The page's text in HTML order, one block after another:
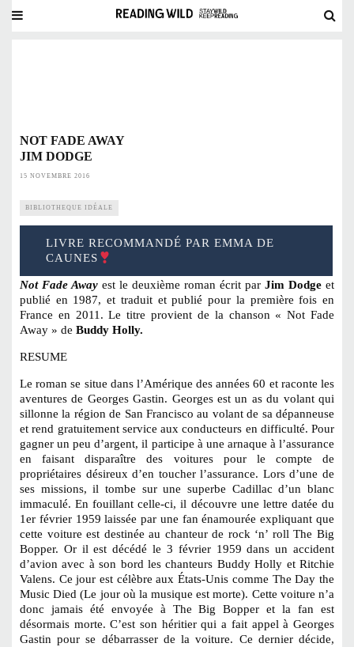
NOT FADE AWAY
JIM DODGE
15 NOVEMBRE 2016
BIBLIOTHEQUE IDÉALE
LIVRE RECOMMANDÉ PAR EMMA DE
CAUNES
Not Fade Away est le deuxième roman écrit par Jim Dodge et
publié en 1987, et traduit et publié pour la première fois en
France en 2011. Le titre provient de la chanson « Not Fade
Away » de Buddy Holly.
RESUME
Le roman se situe dans l’Amérique des années 60 et raconte les
aventures de Georges Gastin. Georges est un as du volant qui
sillonne la région de San Francisco au volant de sa dépanneuse
et rend gratuitement service aux conducteurs en difficulté. Pour
gagner un peu d’argent, il participe à une arnaque à l’assurance
en faisant disparaître des voitures pour le compte de
propriétaires désireux d’en toucher l’assurance. Lors d’une de
ses missions, il tombe sur une superbe Cadillac d’un blanc
immaculé. En fouillant celle-ci, il découvre une lettre datée du
1er février 1959 laissée par une fan énamourée expliquant que
cette voiture est destinée au chanteur de rock ‘n’ roll The Big
Bopper. Or il est décédé le 3 février 1959 dans un accident
d’avion avec à son bord les chanteurs Buddy Holly et Ritchie
Valens. Ce jour est célèbre aux États-Unis comme The Day the
Music Died (Le jour où la musique est morte). Cette voiture n’a
donc jamais été envoyée à The Big Bopper et la fan est
désormais morte. C’est son héritier qui a fait appel à Georges
Gastin pour se débarrasser de la voiture. Ce dernier décide,